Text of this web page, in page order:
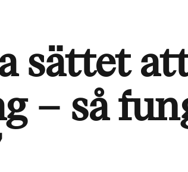
sättet
– så